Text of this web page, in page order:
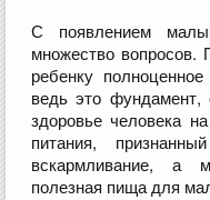
С появлением
множество вопросов.
ребенку
ведь это фундамент,
здоровье человека
питания,
вскармливание, а
полезная пища для